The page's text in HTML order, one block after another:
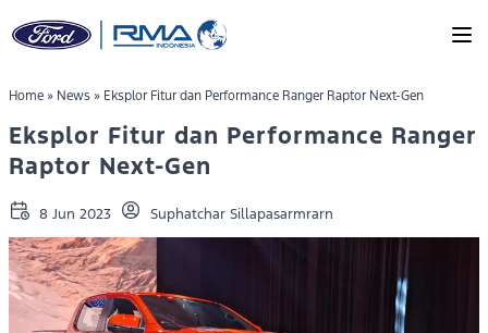
Skip to main content
Home » News » Eksplor Fitur dan Performance Ranger Raptor Next-Gen
Eksplor Fitur dan Performance Ranger
Raptor Next-Gen
8 Jun 2023 Suphatchar Sillapasarmrarn